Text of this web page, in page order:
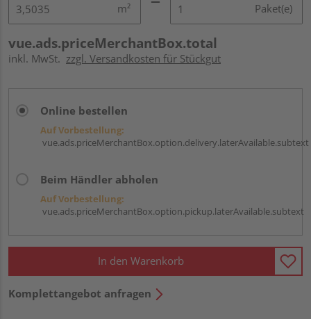
m² Paket(e)
vue.ads.priceMerchantBox.total
inkl. MwSt. zzgl. Versandkosten für Stückgut
Online bestellen
Auf Vorbestellung:
vue.ads.priceMerchantBox.option.delivery.laterAvailable.subtext
Beim Händler abholen
Auf Vorbestellung:
vue.ads.priceMerchantBox.option.pickup.laterAvailable.subtext
In den Warenkorb
Komplettangebot anfragen